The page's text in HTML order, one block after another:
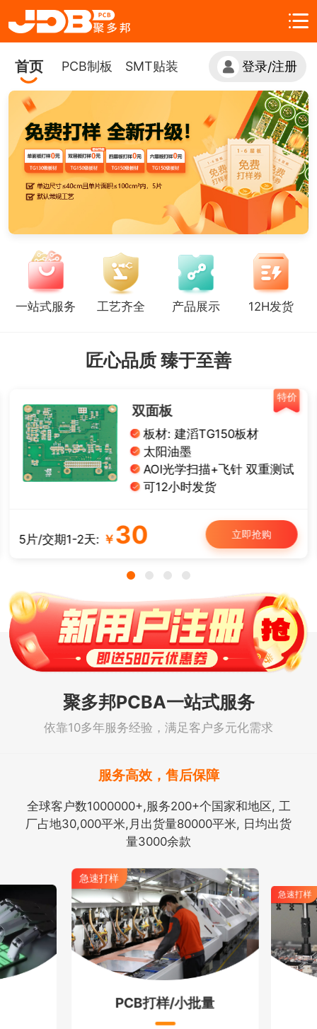
首页 PCB制板 SMT贴装 登录/注册
一站式服务 工艺齐全 产品展示 12H发货
匠心品质 臻于至善
特价
双面板
板材: 建滔TG150板材
太阳油墨
AOI光学扫描+飞针 双重测试
可12小时发货
5片/交期1-2天: ￥ 30 立即抢购
聚多邦PCBA一站式服务
依靠10多年服务经验，满足客户多元化需求
服务高效，售后保障
全球客户数1000000+,服务200+个国家和地区, 工
厂占地30,000平米,月出货量80000平米, 日均出货
量3000余款
急速打样
PCB打样/小批量
急速打样